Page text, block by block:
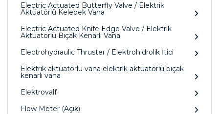
Electric Actuated Butterfly Valve / Elektrik
Aktüatörlü Kelebek Vana
Electric Actuated Knife Edge Valve / Elektrik
Aktüatörlü Bıçak Kenarlı Vana
Electrohydraulic Thruster / Elektrohidrolik İtici
Elektrik aktüatörlü vana elektrik aktüatörlü bıçak
kenarlı vana
Elektrovalf
Flow Meter (Açık)